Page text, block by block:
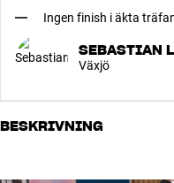
Ingen finish i äkta
SEBASTIAN
Växjö
BESKRIVNING